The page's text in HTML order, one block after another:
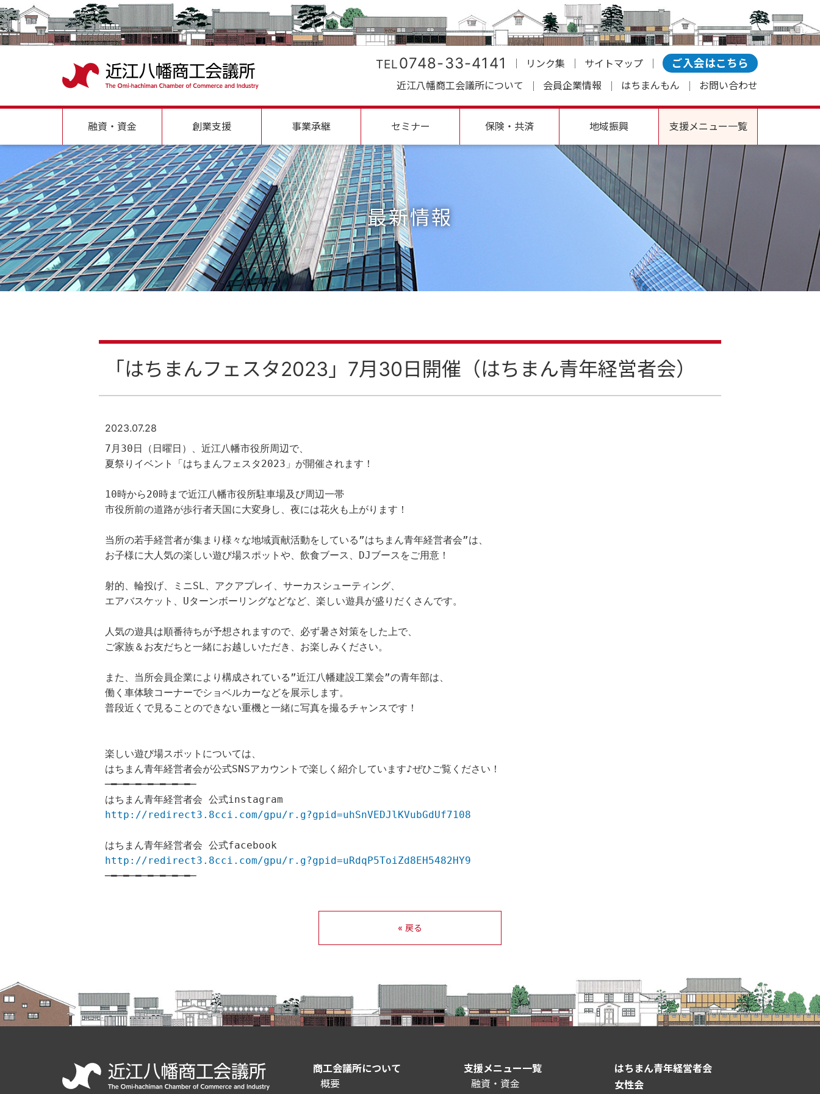
TEL0748-33-4141 リンク集 サイトマップ ご入会はこちら
近江八幡商工会議所について 会員企業情報 はちまんもん お問い合わせ
融資・資金 創業支援 事業承継 セミナー 保険・共済 地域振興 支援メニュー一覧
最新情報
「はちまんフェスタ2023」7月30日開催（はちまん青年経営者会）
2023.07.28
7月30日（日曜日）、近江八幡市役所周辺で、
夏祭りイベント「はちまんフェスタ2023」が開催されます！
10時から20時まで近江八幡市役所駐車場及び周辺一帯
市役所前の道路が歩行者天国に大変身し、夜には花火も上がります！
当所の若手経営者が集まり様々な地域貢献活動をしている”はちまん青年経営者会”は、
お子様に大人気の楽しい遊び場スポットや、飲食ブース、DJブースをご用意！
射的、輪投げ、ミニSL、アクアプレイ、サーカスシューティング、
エアバスケット、Uターンボーリングなどなど、楽しい遊具が盛りだくさんです。
人気の遊具は順番待ちが予想されますので、必ず暑さ対策をした上で、
ご家族＆お友だちと一緒にお越しいただき、お楽しみください。
また、当所会員企業により構成されている”近江八幡建設工業会”の青年部は、
働く車体験コーナーでショベルカーなどを展示します。
普段近くで見ることのできない重機と一緒に写真を撮るチャンスです！
楽しい遊び場スポットについては、
はちまん青年経営者会が公式SNSアカウントで楽しく紹介しています♪ぜひご覧ください！
─━─━─━─━─━─━─━─
はちまん青年経営者会 公式instagram
http://redirect3.8cci.com/gpu/r.g?gpid=uhSnVEDJlKVubGdUf7108
はちまん青年経営者会 公式facebook
http://redirect3.8cci.com/gpu/r.g?gpid=uRdqP5ToiZd8EH5482HY9
─━─━─━─━─━─━─━─
« 戻る
商工会議所について
概要
支援メニュー一覧
融資・資金
はちまん青年経営者会
女性会